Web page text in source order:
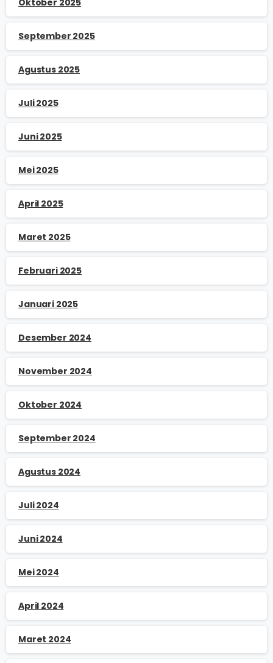
September 2025
Agustus 2025
Juli 2025
Juni 2025
Mei 2025
April 2025
Maret 2025
Februari 2025
Januari 2025
Desember 2024
November 2024
Oktober 2024
September 2024
Agustus 2024
Juli 2024
Juni 2024
Mei 2024
April 2024
Maret 2024